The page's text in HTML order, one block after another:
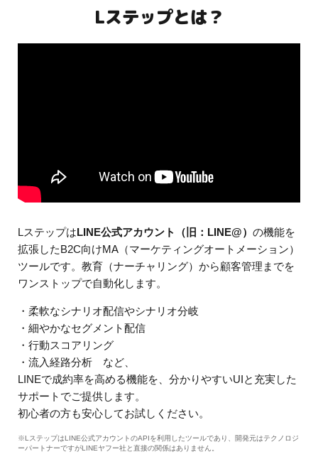
Lステップとは？
LステップはLINE公式アカウント（旧：LINE@） の機能を
拡張したB2C向けMA（マーケティングオートメーション）
ツールです。教育（ナーチャリング）から顧客管理までを
ワンストップで自動化します。
・柔軟なシナリオ配信やシナリオ分岐
・細やかなセグメント配信
・行動スコアリング
・流入経路分析 など、
LINEで成約率を高める機能を、分かりやすいUIと充実した
サポートでご提供します。
初心者の方も安心してお試しください。
※LステップはLINE公式アカウントのAPIを利用したツールであり、開発元はテクノロジ
ーパートナーですがLINEヤフー社と直接の関係はありません。